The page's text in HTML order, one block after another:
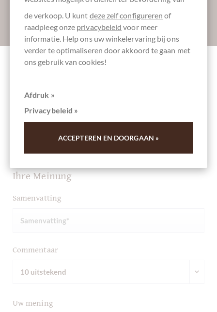
Absenden
getrockneten Tomaten, Kapern, Paprika
Schrijf het eerste overzicht en help andere klanten. Dank
Ihre Meinung
Samenvatting
Commentaar
Uw mening
de verkoop. U kunt deze zelf configureren of
raadpleeg onze privacybeleid voor meer
informatie. Help ons uw winkelervaring bij ons
verder te optimaliseren door akkoord te gaan met
ons gebruik van cookies!
Afdruk »
Privacybeleid »
ACCEPTEREN EN DOORGAAN »